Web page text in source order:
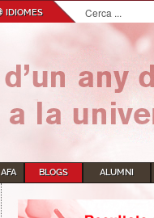
IDIOMES
Cerca
...
AFA BLOGS ALUMNI